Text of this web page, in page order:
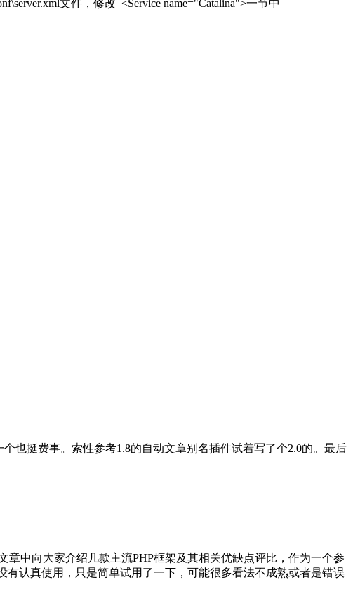
文件，修改 <Service name="Catalina">一节中
也挺费事。索性参考1.8的自动文章别名插件试着写了个2.0的。最后
中向大家介绍几款主流PHP框架及其相关优缺点评比，作为一个参
认真使用，只是简单试用了一下，可能很多看法不成熟或者是错误